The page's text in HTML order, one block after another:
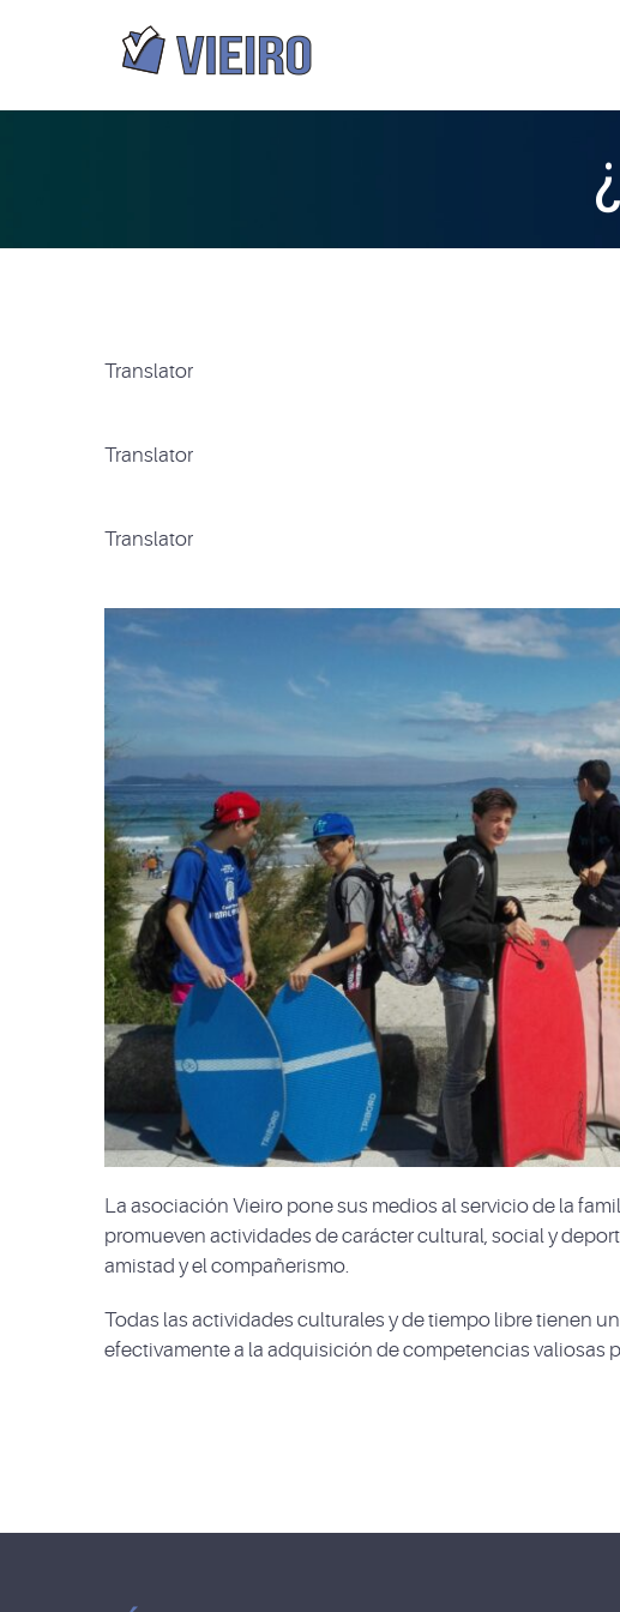
Translator
Translator
Translator
La asociación Vieiro pone sus medios al servicio de la
promueven actividades de carácter cultural, social y
amistad y el compañerismo.
Todas las actividades culturales y de tiempo libre tienen
efectivamente a la adquisición de competencias valiosas